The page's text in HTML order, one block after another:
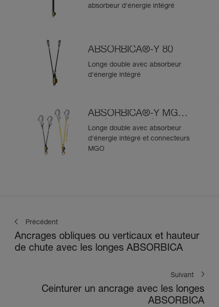
absorbeur d'énergie intégré
ABSORBICA®-Y 80
Longe double avec absorbeur
d'énergie intégré
ABSORBICA®-Y MGO
version internationale
Longe double avec absorbeur
d'énergie intégré et connecteurs
MGO
Précédent
Ancrages obliques ou verticaux et hauteur
de chute avec les longes ABSORBICA
Suivant
Ceinturer un ancrage avec les longes
ABSORBICA